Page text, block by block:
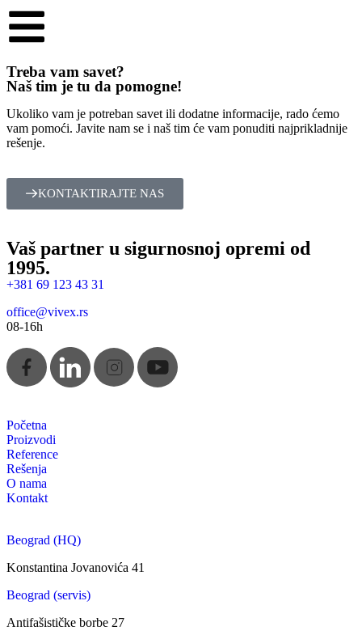
Treba vam savet?
Naš tim je tu da pomogne!
Ukoliko vam je potreban savet ili dodatne informacije, rado ćemo
vam pomoći. Javite nam se i naš tim će vam ponuditi najprikladnije
rešenje.
KONTAKTIRAJTE NAS
Vaš partner u sigurnosnoj opremi od
1995.
+381 69 123 43 31
office@vivex.rs
08-16h
Početna
Proizvodi
Reference
Rešenja
O nama
Kontakt
Beograd (HQ)
Konstantina Jovanovića 41
Beograd (servis)
Antifašističke borbe 27